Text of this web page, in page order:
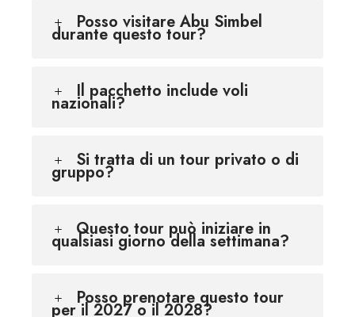
Posso visitare Abu Simbel
durante questo tour?
Il pacchetto include voli
nazionali?
Si tratta di un tour privato o di
gruppo?
Questo tour può iniziare in
qualsiasi giorno della settimana?
Posso prenotare questo tour
per il 2027 o il 2028?